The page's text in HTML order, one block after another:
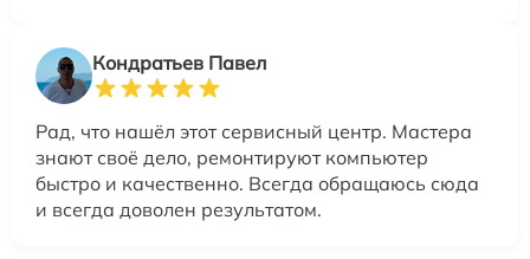
Кондратьев Павел
Рад, что нашёл этот сервисный центр. Мастера
знают своё дело, ремонтируют компьютер
быстро и качественно. Всегда обращаюсь сюда
и всегда доволен результатом.